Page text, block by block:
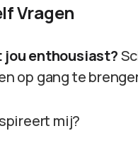
Vragen
jou enthousiast?
op gang te
mij?